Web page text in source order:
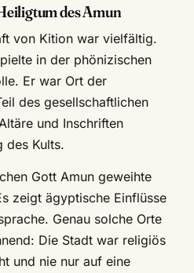
des Amun
von Kition war vielfältig.
in der phönizischen
Er war Ort der
des gesellschaftlichen
und Inschriften
des Kults.
Gott Amun geweihte
zeigt ägyptische Einflüsse
Genau solche Orte
Die Stadt war religiös
und nie nur auf eine